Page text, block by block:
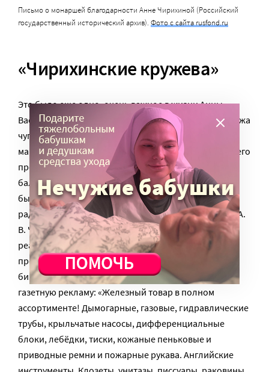
Письмо о монаршей благодарности Анне Чирихиной (Российский
государственный исторический архив). Фото с сайта rusfond.ru
«Чирихинские кружева»
Это было еще одно, очень важное в жизни Анны
Васильевны. Унаследованный ею еще от первого мужа
чугунолитейный, механический и
машиностроительный завод процветал. Помимо всего
прочего, он выпускал чугунные решетки для оград,
балконов, лестниц, памятников. Именно этот завод
был отдушиной, которая приносила настоящую
радость – в отличии, к примеру, от торгового дома «А.
В. Чирихина с преемниками», через который
реализовывались скобяные товары собственно
производства, и который был исключительно
бизнесом. Торговый дом регулярно публиковал
газетную рекламу: «Железный товар в полном
ассортименте! Дымогарные, газовые, гидравлические
трубы, крыльчатые насосы, дифференциальные
блоки, лебёдки, тиски, кожаные пеньковые и
приводные ремни и пожарные рукава. Английские